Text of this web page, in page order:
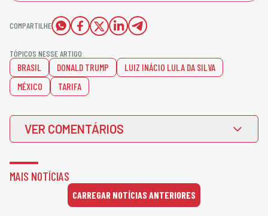
COMPARTILHE
TÓPICOS NESSE ARTIGO:
BRASIL DONALD TRUMP
LUIZ INÁCIO LULA DA SILVA
MÉXICO
TARIFA
VER COMENTÁRIOS
MAIS NOTÍCIAS
CARREGAR NOTÍCIAS ANTERIORES